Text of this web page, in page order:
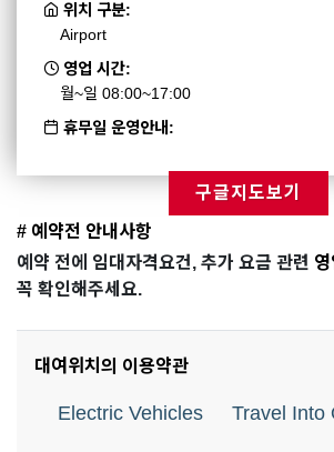
위치 구분:
Airport
영업 시간:
월~일 08:00~17:00
휴무일 운영안내:
구글지도보기
# 예약전 안내사항
예약 전에 임대자격요건, 추가 요금 관련
꼭 확인해주세요.
대여위치의 이용약관
Electric Vehicles Travel Into